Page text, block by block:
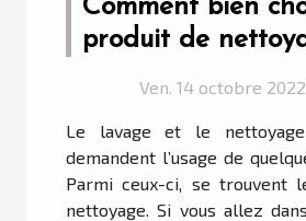
Comment bien
produit de
Ven. 14 octobre
Le lavage et le
demandent l’usage de
Parmi ceux-ci, se trouvent
nettoyage. Si vous allez